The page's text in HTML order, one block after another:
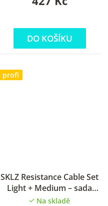
DO KOŠÍKU
profi
SKLZ Resistance Cable Set
Light + Medium – sada
odporových lan lehká +
Na skladě